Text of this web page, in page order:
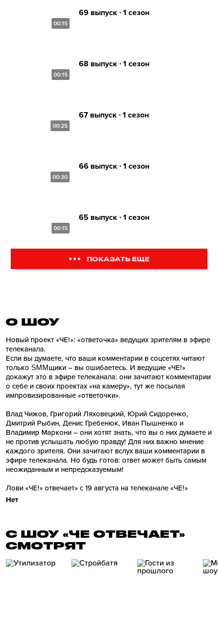
00:15
69 выпуск ∙ 1 сезон
00:15
68 выпуск ∙ 1 сезон
00:25
67 выпуск ∙ 1 сезон
00:30
66 выпуск ∙ 1 сезон
00:15
65 выпуск ∙ 1 сезон
ПОКАЗАТЬ ЕЩЕ
О ШОУ
Новый проект «ЧЕ!»: «ответочка» ведущих зрителям в эфире
телеканала.
Если вы думаете, что ваши комментарии в соцсетях читают
только SMMщики – вы ошибаетесь. И ведущие «ЧЕ!»
докажут это в эфире телеканала: они зачитают комментарии
о себе и своих проектах «на камеру», тут же посылая
импровизированные «ответочки».
Влад Чижов, Григорий Ляховецкий, Юрий Сидоренко,
Дмитрий Рыбин, Денис Гребенюк, Иван Пышненко и
Владимир Маркони – они хотят знать, что вы о них думаете и
не против услышать любую правду! Для них важно мнение
каждого зрителя. Они зачитают вслух ваши комментарии в
эфире телеканала. Но будь готов: ответ может быть самым
неожиданным и непредсказуемым!
Лови «ЧЕ!» отвечает» с 19 августа на телеканале «ЧЕ!»
Нет
С ШОУ «ЧЕ ОТВЕЧАЕТ»
СМОТРЯТ